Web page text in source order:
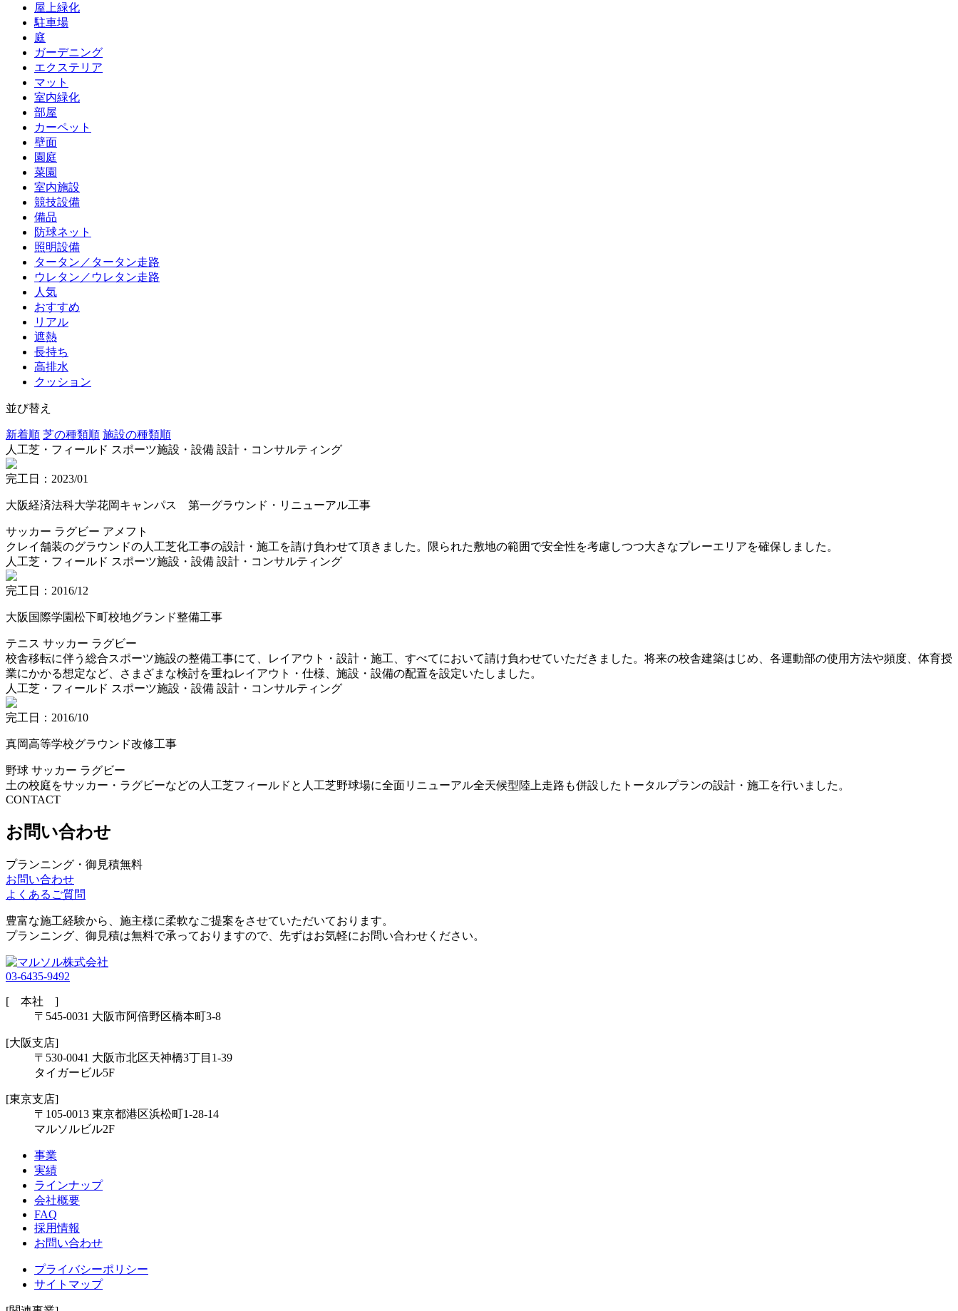
屋上緑化
駐車場
庭
ガーデニング
エクステリア
マット
室内緑化
部屋
カーペット
壁面
園庭
菜園
室内施設
競技設備
備品
防球ネット
照明設備
タータン／タータン走路
ウレタン／ウレタン走路
人気
おすすめ
リアル
遮熱
長持ち
高排水
クッション
並び替え
新着順 芝の種類順 施設の種類順
人工芝・フィールド スポーツ施設・設備 設計・コンサルティング
完工日：2023/01
大阪経済法科大学花岡キャンパス 第一グラウンド・リニューアル工事
サッカー ラグビー アメフト
クレイ舗装のグラウンドの人工芝化工事の設計・施工を請け負わせて頂きました。限られた敷地の範囲で安全性を考慮しつつ大きなプレーエリアを確保しました。
人工芝・フィールド スポーツ施設・設備 設計・コンサルティング
完工日：2016/12
大阪国際学園松下町校地グランド整備工事
テニス サッカー ラグビー
校舎移転に伴う総合スポーツ施設の整備工事にて、レイアウト・設計・施工、すべてにおいて請け負わせていただきました。将来の校舎建築はじめ、各運動部の使用方法や頻度、体育授
業にかかる想定など、さまざまな検討を重ねレイアウト・仕様、施設・設備の配置を設定いたしました。
人工芝・フィールド スポーツ施設・設備 設計・コンサルティング
完工日：2016/10
真岡高等学校グラウンド改修工事
野球 サッカー ラグビー
土の校庭をサッカー・ラグビーなどの人工芝フィールドと人工芝野球場に全面リニューアル全天候型陸上走路も併設したトータルプランの設計・施工を行いました。
CONTACT
お問い合わせ
プランニング・御見積無料
お問い合わせ
よくあるご質問
豊富な施工経験から、施主様に柔軟なご提案をさせていただいております。
プランニング、御見積は無料で承っておりますので、先ずはお気軽にお問い合わせください。
03-6435-9492
[ 本社 ]
〒545-0031 大阪市阿倍野区橋本町3-8
[大阪支店]
〒530-0041 大阪市北区天神橋3丁目1-39
タイガービル5F
[東京支店]
〒105-0013 東京都港区浜松町1-28-14
マルソルビル2F
事業
実績
ラインナップ
会社概要
FAQ
採用情報
お問い合わせ
プライバシーポリシー
サイトマップ